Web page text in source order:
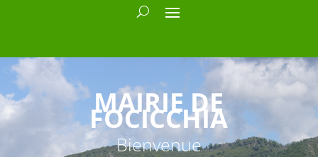
MAIRIE DE
FOCICCHIA
Bienvenue